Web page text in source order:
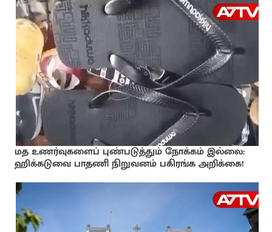
மத உணர்வுகளைப் புண்படுத்தும் நோக்கம் இல்லை:
ஹிக்கடுவை பாதணி நிறுவனம் பகிரங்க அறிக்கை!